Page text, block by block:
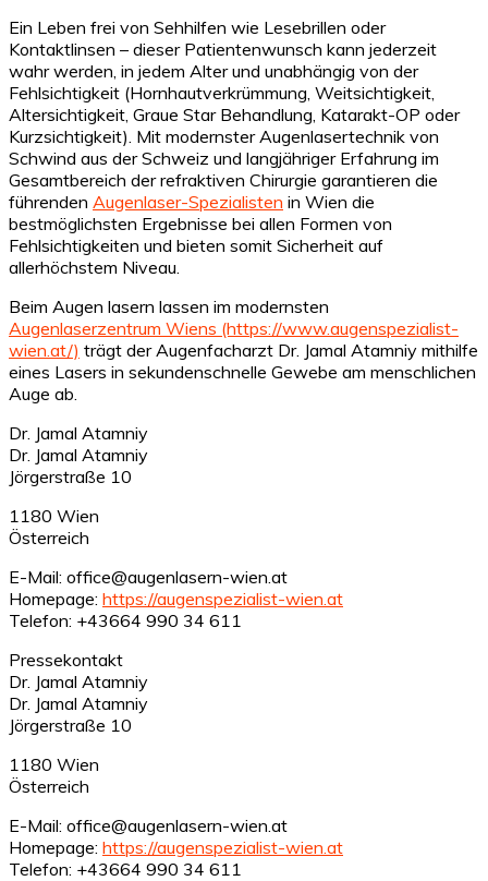
Ein Leben frei von Sehhilfen wie Lesebrillen oder
Kontaktlinsen – dieser Patientenwunsch kann jederzeit
wahr werden, in jedem Alter und unabhängig von der
Fehlsichtigkeit (Hornhautverkrümmung, Weitsichtigkeit,
Altersichtigkeit, Graue Star Behandlung, Katarakt-OP oder
Kurzsichtigkeit). Mit modernster Augenlasertechnik von
Schwind aus der Schweiz und langjähriger Erfahrung im
Gesamtbereich der refraktiven Chirurgie garantieren die
führenden Augenlaser-Spezialisten in Wien die
bestmöglichsten Ergebnisse bei allen Formen von
Fehlsichtigkeiten und bieten somit Sicherheit auf
allerhöchstem Niveau.
Beim Augen lasern lassen im modernsten
Augenlaserzentrum Wiens (https://www.augenspezialist-
wien.at/) trägt der Augenfacharzt Dr. Jamal Atamniy mithilfe
eines Lasers in sekundenschnelle Gewebe am menschlichen
Auge ab.
Dr. Jamal Atamniy
Dr. Jamal Atamniy
Jörgerstraße 10
1180 Wien
Österreich
E-Mail: office@augenlasern-wien.at
Homepage: https://augenspezialist-wien.at
Telefon: +43664 990 34 611
Pressekontakt
Dr. Jamal Atamniy
Dr. Jamal Atamniy
Jörgerstraße 10
1180 Wien
Österreich
E-Mail: office@augenlasern-wien.at
Homepage: https://augenspezialist-wien.at
Telefon: +43664 990 34 611